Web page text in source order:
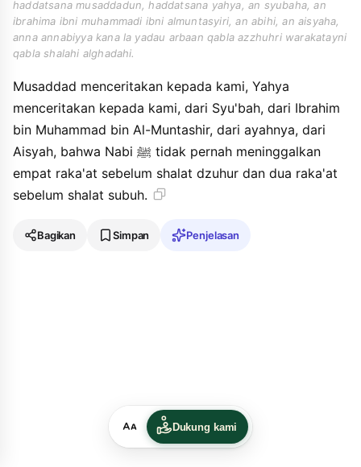
haddatsana musaddadun, haddatsana yahya, an syubaha, an
ibrahima ibni muhammadi ibni almuntasyiri, an abihi, an aisyaha,
anna annabiyya kana la yadau arbaan qabla azzhuhri warakatayni
qabla shalahi alghadahi.
Musaddad menceritakan kepada kami, Yahya
menceritakan kepada kami, dari Syu'bah, dari Ibrahim
bin Muhammad bin Al-Muntashir, dari ayahnya, dari
Aisyah, bahwa Nabi ﷺ tidak pernah meninggalkan
empat raka'at sebelum shalat dzuhur dan dua raka'at
sebelum shalat subuh.
Bagikan Simpan Penjelasan
Dukung kami